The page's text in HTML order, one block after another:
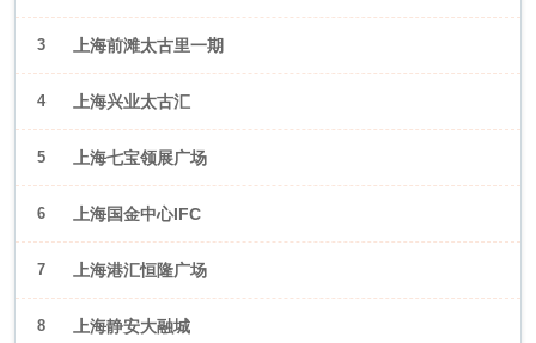
3 上海前滩太古里一期
4 上海兴业太古汇
5 上海七宝领展广场
6 上海国金中心IFC
7 上海港汇恒隆广场
8 上海静安大融城